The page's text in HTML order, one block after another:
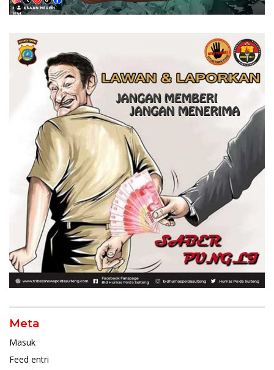
Meta
Masuk
Feed entri